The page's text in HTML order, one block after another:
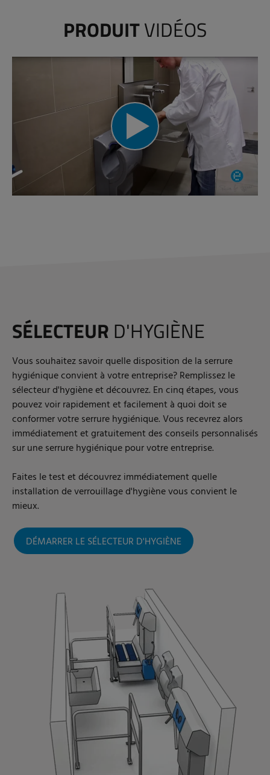
PRODUITVIDÉOS
SÉLECTEUR D'HYGIÈNE
Vous souhaitez savoir quelle disposition de la serrure
hygiénique convient à votre entreprise? Remplissez le
sélecteur d'hygiène et découvrez. En cinq étapes, vous
pouvez voir rapidement et facilement à quoi doit se
conformer votre serrure hygiénique. Vous recevrez alors
immédiatement et gratuitement des conseils personnalisés
sur une serrure hygiénique pour votre entreprise.
Faites le test et découvrez immédiatement quelle
installation de verrouillage d'hygiène vous convient le
mieux.
DÉMARRER LE SÉLECTEUR D'HYGIÈNE